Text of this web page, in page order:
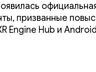
призванные
Engine Hub и